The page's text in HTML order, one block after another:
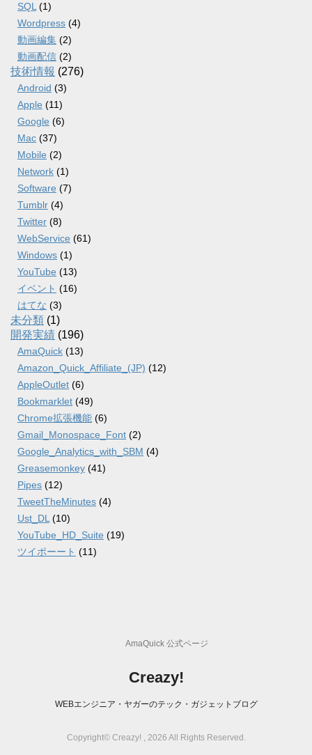
SQL (1)
Wordpress (4)
動画編集 (2)
動画配信 (2)
技術情報 (276)
Android (3)
Apple (11)
Google (6)
Mac (37)
Mobile (2)
Network (1)
Software (7)
Tumblr (4)
Twitter (8)
WebService (61)
Windows (1)
YouTube (13)
イベント (16)
はてな (3)
未分類 (1)
開発実績 (196)
AmaQuick (13)
Amazon_Quick_Affiliate_(JP) (12)
AppleOutlet (6)
Bookmarklet (49)
Chrome拡張機能 (6)
Gmail_Monospace_Font (2)
Google_Analytics_with_SBM (4)
Greasemonkey (41)
Pipes (12)
TweetTheMinutes (4)
Ust_DL (10)
YouTube_HD_Suite (19)
ツイポーート (11)
AmaQuick 公式ページ
Creazy!
WEBエンジニア・ヤガーのテック・ガジェットブログ
Copyright© Creazy! , 2026 All Rights Reserved.